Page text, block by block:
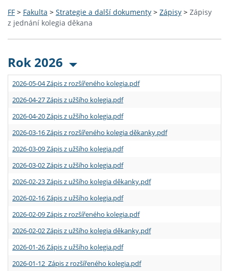
FF > Fakulta > Strategie a další dokumenty > Zápisy > Zápisy
z jednání kolegia děkana
Rok 2026
2026-05-04 Zápis z rozšířeného kolegia.pdf
2026-04-27 Zápis z užšího kolegia.pdf
2026-04-20 Zápis z užšího kolegia.pdf
2026-03-16 Zápis z rozšířeného kolegia děkanky.pdf
2026-03-09 Zápis z užšího kolegia.pdf
2026-03-02 Zápis z užšího kolegia.pdf
2026-02-23 Zápis z užšího kolegia děkanky.pdf
2026-02-16 Zápis z užšího kolegia.pdf
2026-02-09 Zápis z rozšířeného kolegia.pdf
2026-02-02 Zápis z užšího kolegia děkanky.pdf
2026-01-26 Zápis z užšího kolegia.pdf
2026-01-12 Zápis z rozšířeného kolegia.pdf